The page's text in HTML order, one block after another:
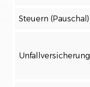
Steuern (Pauschal)
Unfallversicherung